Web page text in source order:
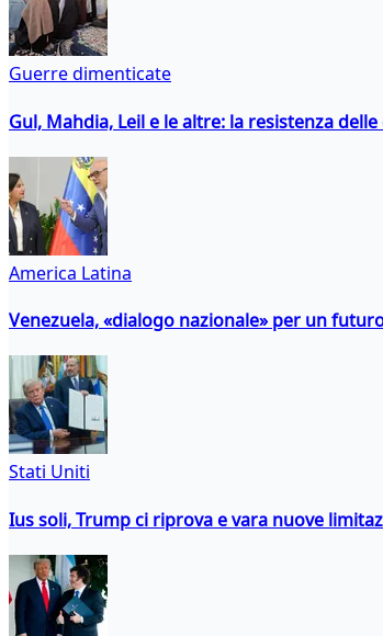
Guerre dimenticate
Gul, Mahdia, Leil e le altre: la resistenza
America Latina
Venezuela, «dialogo nazionale» per un
Stati Uniti
Ius soli, Trump ci riprova e vara nuove